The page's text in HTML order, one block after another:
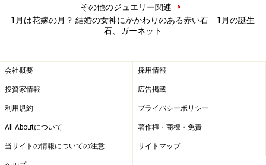
その他のジュエリー関連
>
1月は花嫁の月？ 結婚の女神にかかわりのある赤い石 1月の誕生
石、ガーネット
会社概要 採用情報
投資家情報 広告掲載
利用規約 プライバシーポリシー
All Aboutについて 著作権・商標・免責
当サイトの情報についての注意 サイトマップ